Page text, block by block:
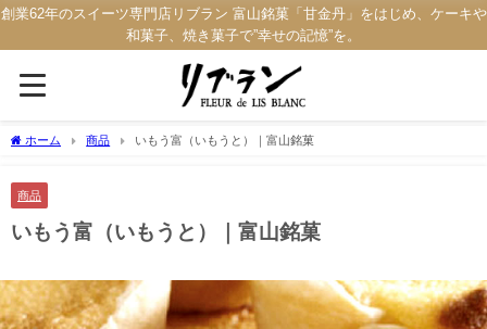
創業62年のスイーツ専門店リブラン 富山銘菓「甘金丹」をはじめ、ケーキや
和菓子、焼き菓子で”幸せの記憶”を。
ホーム 商品 いもう富（いもうと）｜富山銘菓
商品
いもう富（いもうと）｜富山銘菓